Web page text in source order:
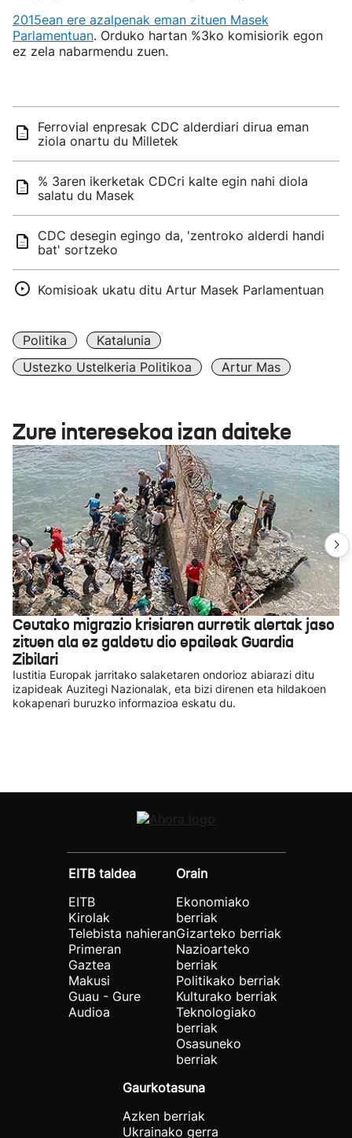
2015ean ere azalpenak eman zituen Masek
Parlamentuan. Orduko hartan %3ko komisiorik egon
ez zela nabarmendu zuen.
Ferrovial enpresak CDC alderdiari dirua eman
ziola onartu du Milletek
% 3aren ikerketak CDCri kalte egin nahi diola
salatu du Masek
CDC desegin egingo da, 'zentroko alderdi handi
bat' sortzeko
Komisioak ukatu ditu Artur Masek Parlamentuan
Politika
Katalunia
Ustezko Ustelkeria Politikoa
Artur Mas
Zure interesekoa izan daiteke
Ceutako migrazio krisiaren aurretik alertak jaso
zituen ala ez galdetu dio epaileak Guardia
Zibilari
Iustitia Europak jarritako salaketaren ondorioz abiarazi ditu
izapideak Auzitegi Nazionalak, eta bizi direnen eta hildakoen
kokapenari buruzko informazioa eskatu du.
EITB taldea
EITB
Kirolak
Telebista nahieran
Primeran
Gaztea
Makusi
Guau - Gure
Audioa
Orain
Ekonomiako
berriak
Gizarteko berriak
Nazioarteko
berriak
Politikako berriak
Kulturako berriak
Teknologiako
berriak
Osasuneko
berriak
Gaurkotasuna
Azken berriak
Ukrainako gerra